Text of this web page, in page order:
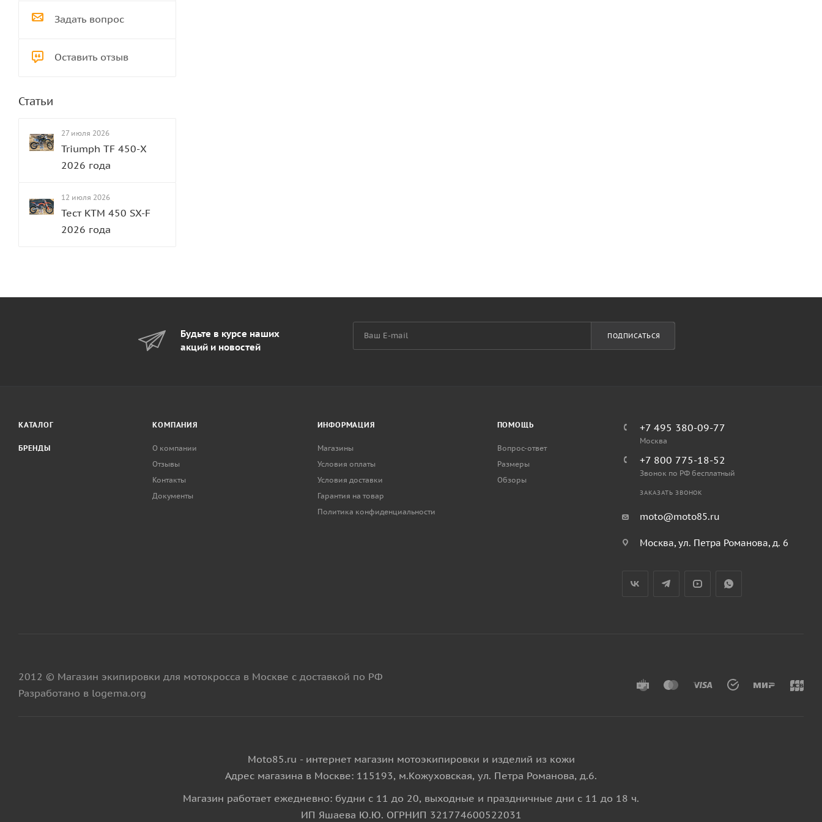
Задать вопрос
Оставить отзыв
Статьи
27 июля 2026
Triumph TF 450-Х
2026 года
12 июля 2026
Тест KTM 450 SX-F
2026 года
Будьте в курсе наших
акций и новостей
ПОДПИСАТЬСЯ
КАТАЛОГ
БРЕНДЫ
КОМПАНИЯ
О компании
Отзывы
Контакты
Документы
ИНФОРМАЦИЯ
Магазины
Условия оплаты
Условия доставки
Гарантия на товар
Политика конфиденциальности
ПОМОЩЬ
Вопрос-ответ
Размеры
Обзоры
+7 495 380-09-77
Москва
+7 800 775-18-52
Звонок по РФ бесплатный
ЗАКАЗАТЬ ЗВОНОК
moto@moto85.ru
Москва, ул. Петра Романова, д. 6
2012 © Магазин экипировки для мотокросса в Москве с доставкой по РФ
Разработано в logema.org
Moto85.ru - интернет магазин мотоэкипировки и изделий из кожи
Адрес магазина в Москве: 115193, м.Кожуховская, ул. Петра Романова, д.6.
Магазин работает ежедневно: будни с 11 до 20, выходные и праздничные дни с 11 до 18 ч.
ИП Яшаева Ю.Ю. ОГРНИП 321774600522031